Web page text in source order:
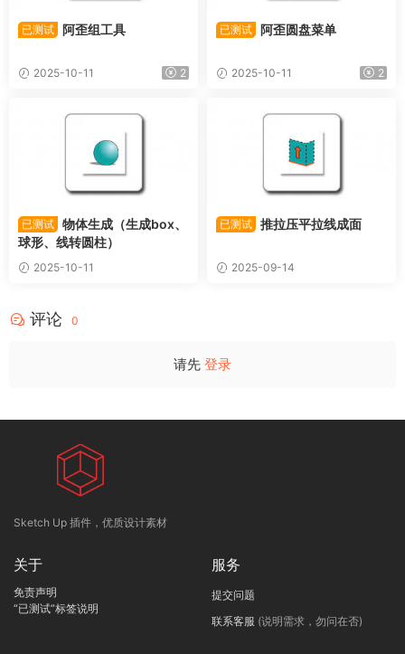
已测试 阿歪组工具
2025-10-11 2
已测试 阿歪圆盘菜单
2025-10-11 2
已测试 物体生成（生成box、
球形、线转圆柱）
2025-10-11
已测试 推拉压平拉线成面
2025-09-14
评论 0
请先 登录
Sketch Up 插件，优质设计素材
关于
免责声明
“已测试”标签说明
服务
提交问题
联系客服 (说明需求，勿问在否)